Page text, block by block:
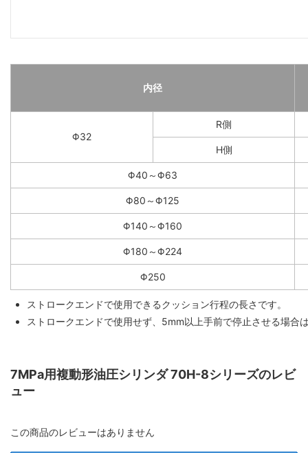
内径
Φ32
R側
H側
Φ40～Φ63
Φ80～Φ125
Φ140～Φ160
Φ180～Φ224
Φ250
ストロークエンドで使用できるクッション行程の長さです。
ストロークエンドで使用せず、5mm以上手前で停止させる場合
7MPa用複動形油圧シリンダ 70H-8シリーズのレビ
ュー
この商品のレビューはありません